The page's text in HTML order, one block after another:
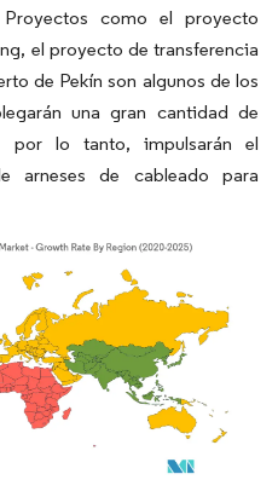
como el proyecto
el proyecto de transferencia
de Pekín son algunos de los
una gran cantidad de
por lo tanto, impulsarán el
arneses de cableado para